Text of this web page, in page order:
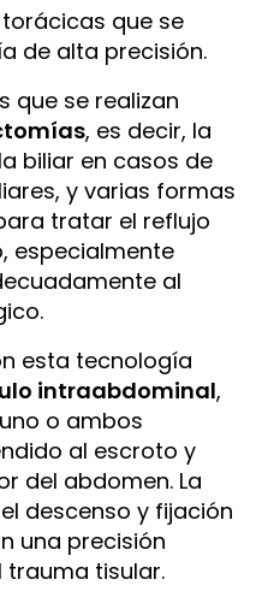
que se
de alta precisión.
que se realizan
, es decir, la
biliar en casos de
y varias formas
tratar el reflujo
especialmente
al
esta tecnología
intraabdominal,
o ambos
al escroto y
del abdomen. La
descenso y fijación
una precisión
trauma tisular.